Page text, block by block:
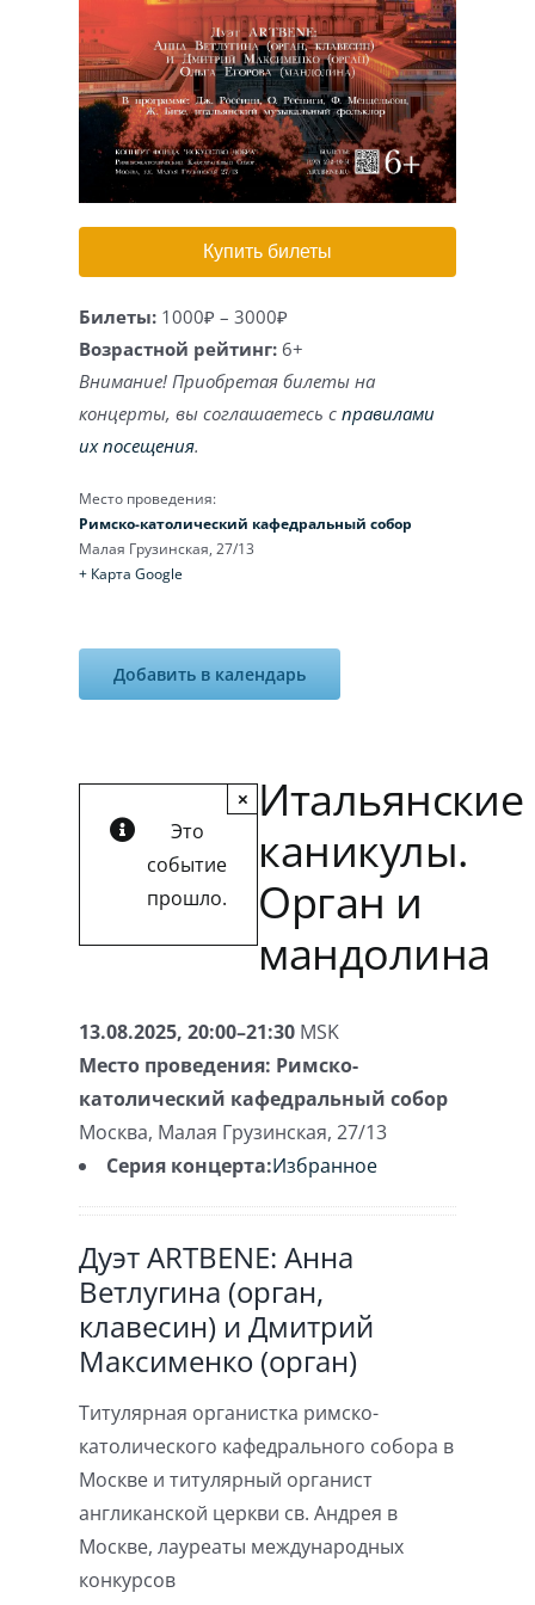
Игра на органе
Купить билеты
Билеты: 1000₽ – 3000₽
Возрастной рейтинг: 6+
Внимание! Приобретая билеты на
концерты, вы соглашаетесь справилами
их посещения.
Место проведения:
Римско-католический кафедральный собор
Малая Грузинская, 27/13
+ Карта Google
Добавить в календарь
Это
событие
прошло.
×
Итальянские
каникулы.
Орган и
мандолина
13.08.2025, 20:00–21:30 MSK
Место проведения: Римско-
католический кафедральный собор
Москва, Малая Грузинская, 27/13
Серия концерта:Избранное
Дуэт ARTBENE: Анна
Ветлугина (орган,
клавесин) и Дмитрий
Максименко (орган)
Титулярная органистка римско-
католического кафедрального собора в
Москве и титулярный органист
англиканской церкви св. Андрея в
Москве, лауреаты международных
конкурсов